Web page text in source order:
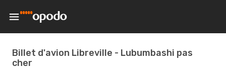
Billet d'avion Libreville - Lubumbashi pas
cher